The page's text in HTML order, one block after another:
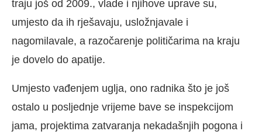
traju još od 2009., vlade i njihove uprave su,
umjesto da ih rješavaju, usložnjavale i
nagomilavale, a razočarenje političarima na kraju
je dovelo do apatije.
Umjesto vađenjem uglja, ono radnika što je još
ostalo u posljednje vrijeme bave se inspekcijom
jama, projektima zatvaranja nekadašnjih pogona i